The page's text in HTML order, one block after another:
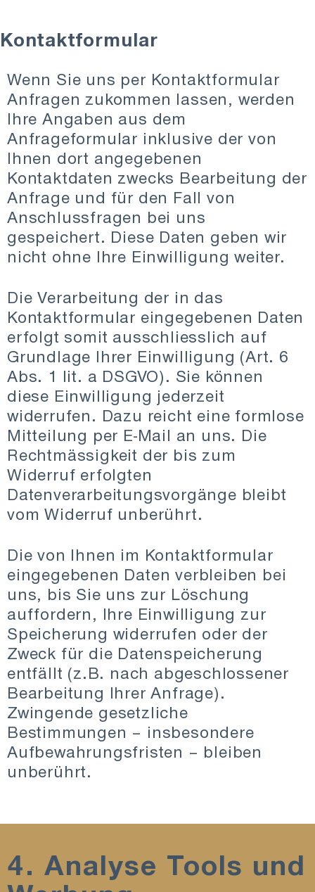
Kontaktformular
Wenn Sie uns per Kontaktformular
Anfragen zukommen lassen, werden
Ihre Angaben aus dem
Anfrageformular inklusive der von
Ihnen dort angegebenen
Kontaktdaten zwecks Bearbeitung der
Anfrage und für den Fall von
Anschlussfragen bei uns
gespeichert. Diese Daten geben wir
nicht ohne Ihre Einwilligung weiter.
Die Verarbeitung der in das
Kontaktformular eingegebenen Daten
erfolgt somit ausschliesslich auf
Grundlage Ihrer Einwilligung (Art. 6
Abs. 1 lit. a DSGVO). Sie können
diese Einwilligung jederzeit
widerrufen. Dazu reicht eine formlose
Mitteilung per E-Mail an uns. Die
Rechtmässigkeit der bis zum
Widerruf erfolgten
Datenverarbeitungsvorgänge bleibt
vom Widerruf unberührt.
Die von Ihnen im Kontaktformular
eingegebenen Daten verbleiben bei
uns, bis Sie uns zur Löschung
auffordern, Ihre Einwilligung zur
Speicherung widerrufen oder der
Zweck für die Datenspeicherung
entfällt (z.B. nach abgeschlossener
Bearbeitung Ihrer Anfrage).
Zwingende gesetzliche
Bestimmungen – insbesondere
Aufbewahrungsfristen – bleiben
unberührt.
4. Analyse Tools und